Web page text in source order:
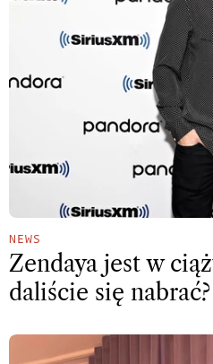
NEWS
Zendaya jest w
daliście się nabrać?